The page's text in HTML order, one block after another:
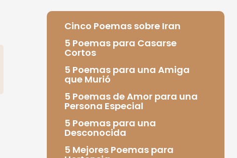
Cinco Poemas sobre Iran
5 Poemas para Casarse
Cortos
5 Poemas para una Amiga
que Murió
5 Poemas de Amor para una
Persona Especial
5 Poemas para una
Desconocida
5 Mejores Poemas para